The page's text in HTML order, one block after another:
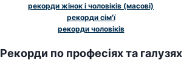
рекорди жінок і чоловіків (масові)
рекорди сім'ї
рекорди чоловіків
Рекорди по професіях та галузях